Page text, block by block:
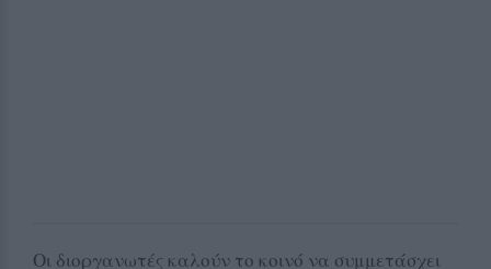
Οι διοργανωτές καλούν το κοινό να συμμετάσχει